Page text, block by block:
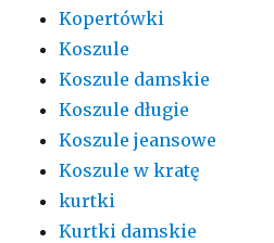
Kopertówki
Koszule
Koszule damskie
Koszule długie
Koszule jeansowe
Koszule w kratę
kurtki
Kurtki damskie